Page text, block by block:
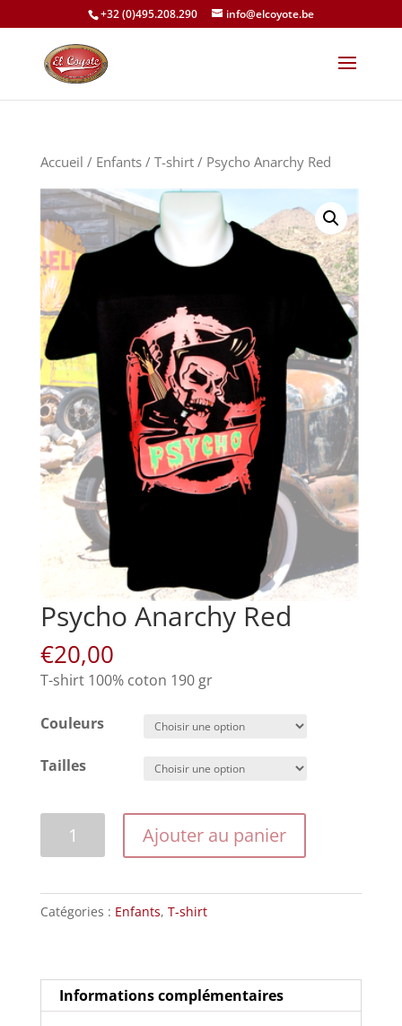
+32 (0)495.208.290 info@elcoyote.be
Accueil / Enfants/ T-shirt/ Psycho Anarchy Red
Psycho Anarchy Red
€20,00
T-shirt 100% coton 190 gr
Couleurs
Tailles
Anarchy
Red
Ajouter au panier
Catégories : Enfants, T-shirt
Informations complémentaires